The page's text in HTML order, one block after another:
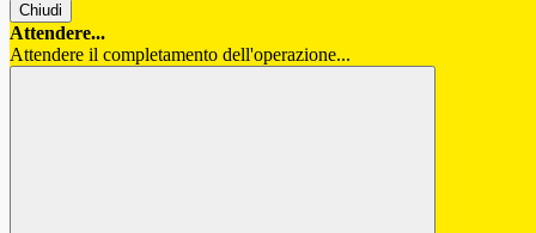
Chiudi
Attendere...
Attendere il completamento dell'operazione...